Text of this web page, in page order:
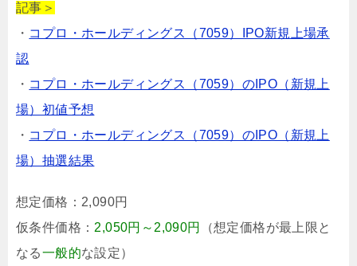
記事＞
・ コプロ・ホールディングス（7059）IPO新規上場承
認
・ コプロ・ホールディングス（7059）のIPO（新規上
場）初値予想
・ コプロ・ホールディングス（7059）のIPO（新規上
場）抽選結果
想定価格： 2,090円
仮条件価格： 2,050円～2,090円
（想定価格が最上限と
なる一般的な設定）